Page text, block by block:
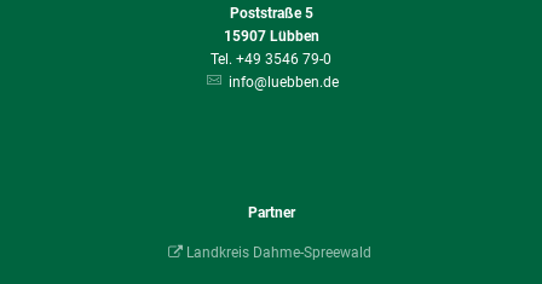
Poststraße 5
15907 Lübben
+49 3546 79-0
info@luebben.de
Partner
Landkreis Dahme-Spreewald